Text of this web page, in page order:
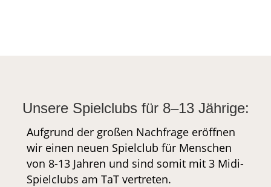
Unsere Spielclubs für 8–13 Jährige:
Aufgrund der großen Nachfrage eröffnen
wir einen neuen Spielclub für Menschen
von 8-13 Jahren und sind somit mit 3 Midi-
Spielclubs am TaT vertreten.